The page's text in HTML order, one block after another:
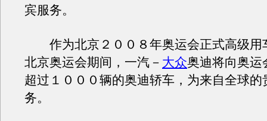
宾服务。
作为北京２００８年奥运会正式高级用
北京奥运会期间，一汽－ 大众奥迪将向奥运
超过１０００辆的奥迪轿车，为来自全球的
务。